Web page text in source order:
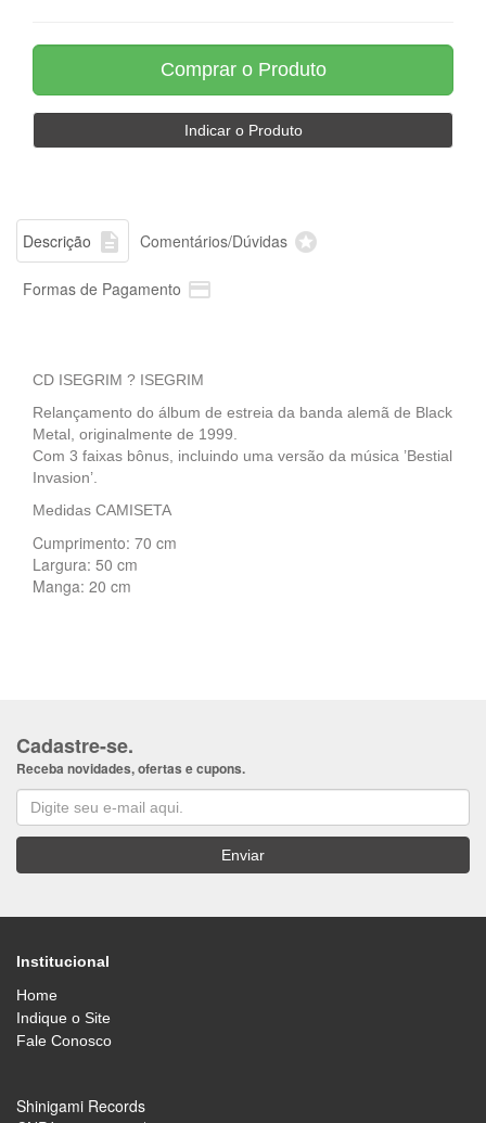
Descrição  Comentários/Dúvidas 
Formas de Pagamento 
CD ISEGRIM ? ISEGRIM
Relançamento do álbum de estreia da banda alemã de Black
Metal, originalmente de 1999.
Com 3 faixas bônus, incluindo uma versão da música ’Bestial
Invasion’.
Medidas CAMISETA
Cumprimento: 70 cm
Largura: 50 cm
Manga: 20 cm
Cadastre-se.
Receba novidades, ofertas e cupons.
Institucional
Home
Indique o Site
Fale Conosco
Shinigami Records